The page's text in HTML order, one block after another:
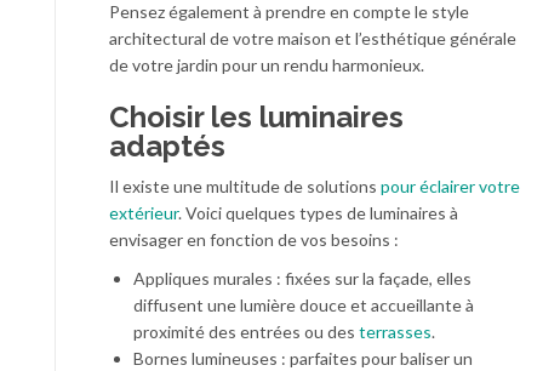
Pensez également à prendre en compte le style
architectural de votre maison et l’esthétique générale
de votre jardin pour un rendu harmonieux.
Choisir les luminaires
adaptés
Il existe une multitude de solutions pour éclairer votre
extérieur. Voici quelques types de luminaires à
envisager en fonction de vos besoins :
Appliques murales : fixées sur la façade, elles
diffusent une lumière douce et accueillante à
proximité des entrées ou des terrasses.
Bornes lumineuses : parfaites pour baliser un